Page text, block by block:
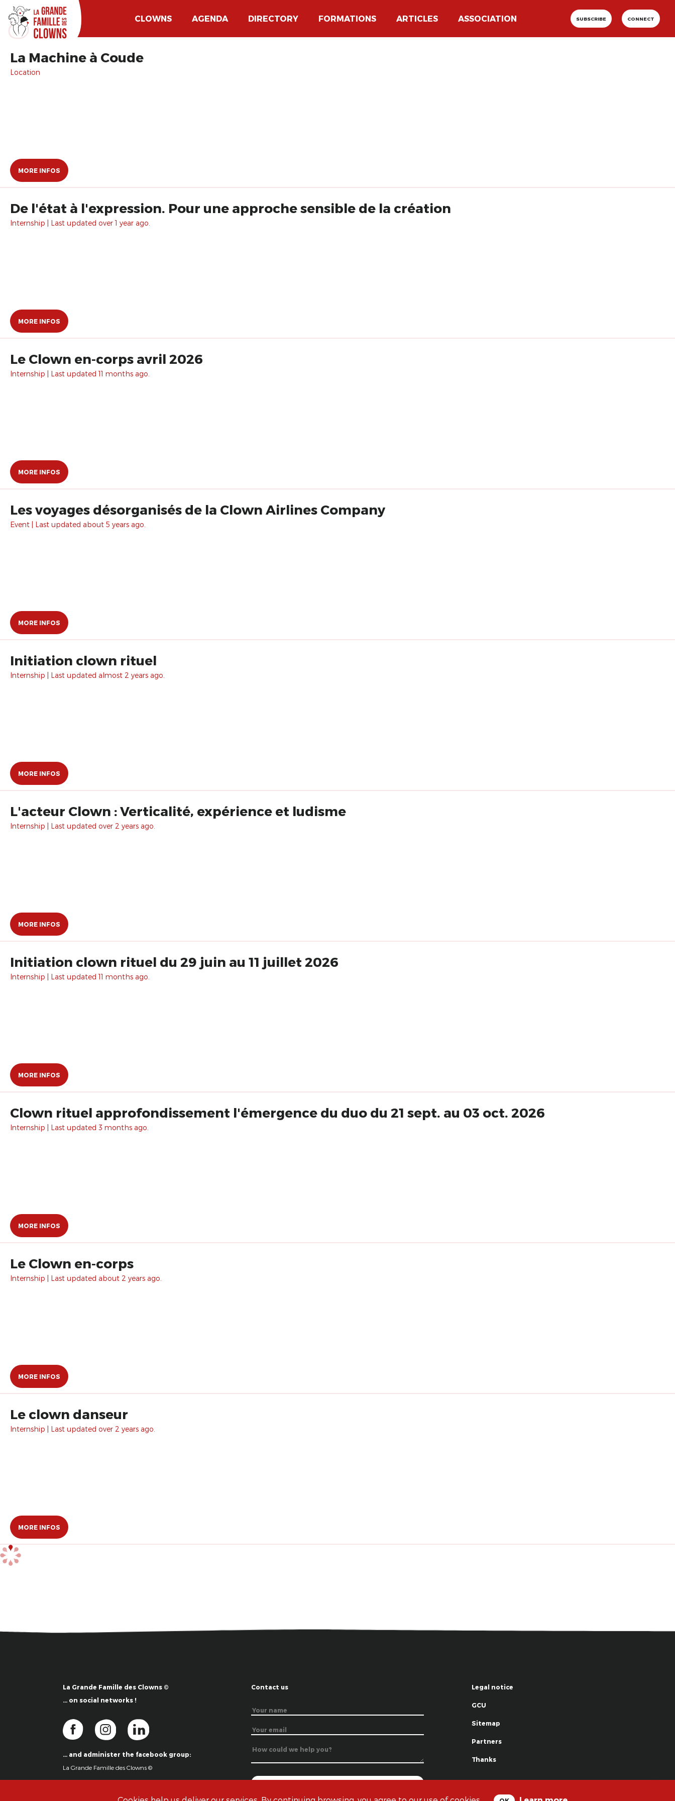
CLOWNS AGENDA DIRECTORY FORMATIONS ARTICLES ASSOCIATION SUBSCRIBE CONNECT
La Machine à Coude
Location
MORE INFOS
De l'état à l'expression. Pour une approche sensible de la création
Internship | Last updated over 1 year ago.
MORE INFOS
Le Clown en-corps avril 2026
Internship | Last updated 11 months ago.
MORE INFOS
Les voyages désorganisés de la Clown Airlines Company
Event | Last updated about 5 years ago.
MORE INFOS
Initiation clown rituel
Internship | Last updated almost 2 years ago.
MORE INFOS
L'acteur Clown : Verticalité, expérience et ludisme
Internship | Last updated over 2 years ago.
MORE INFOS
Initiation clown rituel du 29 juin au 11 juillet 2026
Internship | Last updated 11 months ago.
MORE INFOS
Clown rituel approfondissement l'émergence du duo du 21 sept. au 03 oct. 2026
Internship | Last updated 3 months ago.
MORE INFOS
Le Clown en-corps
Internship | Last updated about 2 years ago.
MORE INFOS
Le clown danseur
Internship | Last updated over 2 years ago.
MORE INFOS
La Grande Famille des Clowns ©
… on social networks !
… and administer the facebook group:
La Grande Famille des Clowns ©
Contact us Legal notice
GCU
Sitemap
Partners
Thanks